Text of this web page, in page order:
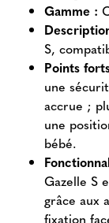
Gamme :
S,
Points
une
accrue ;
une
bébé.
Gazelle S
grâce aux
fixation